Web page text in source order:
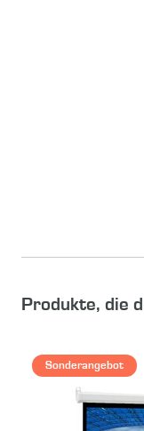
Produkte, die
Sonderangebot